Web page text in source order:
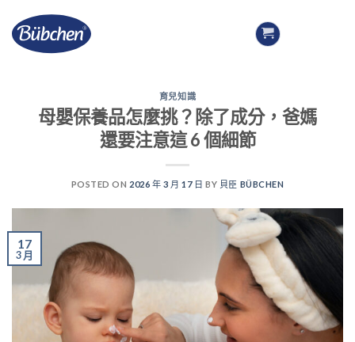
to
content
育兒知識
母嬰保養品怎麼挑？除了成分，爸媽
還要注意這 6 個細節
POSTED ON 2026 年 3 月 17 日 BY 貝臣 BÜBCHEN
17
3 月